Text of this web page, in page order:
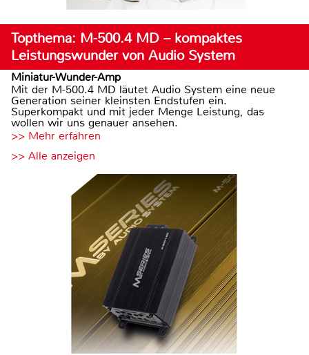
Topthema: M-500.4 MD – kompaktes
Leistungswunder von Audio System
Miniatur-Wunder-Amp
Mit der M-500.4 MD läutet Audio System eine neue
Generation seiner kleinsten Endstufen ein.
Superkompakt und mit jeder Menge Leistung, das
wollen wir uns genauer ansehen.
>> Mehr erfahren
>> Alle anzeigen